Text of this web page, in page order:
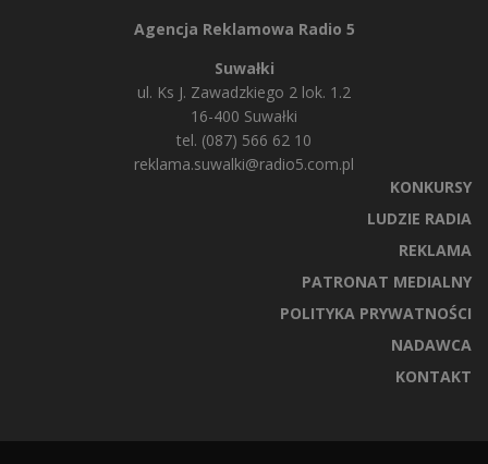
Agencja Reklamowa Radio 5
Suwałki
ul. Ks J. Zawadzkiego 2 lok. 1.2
16-400 Suwałki
tel. (087) 566 62 10
reklama.suwalki@radio5.com.pl
KONKURSY
LUDZIE RADIA
REKLAMA
PATRONAT MEDIALNY
POLITYKA PRYWATNOŚCI
NADAWCA
KONTAKT